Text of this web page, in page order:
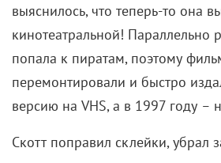
выяснилось, что теперь-то она
кинотеатральной! Параллельно
попала к пиратам, поэтому
перемонтировали и быстро
версию на VHS, а в 1997 году –
Скотт поправил склейки, убрал